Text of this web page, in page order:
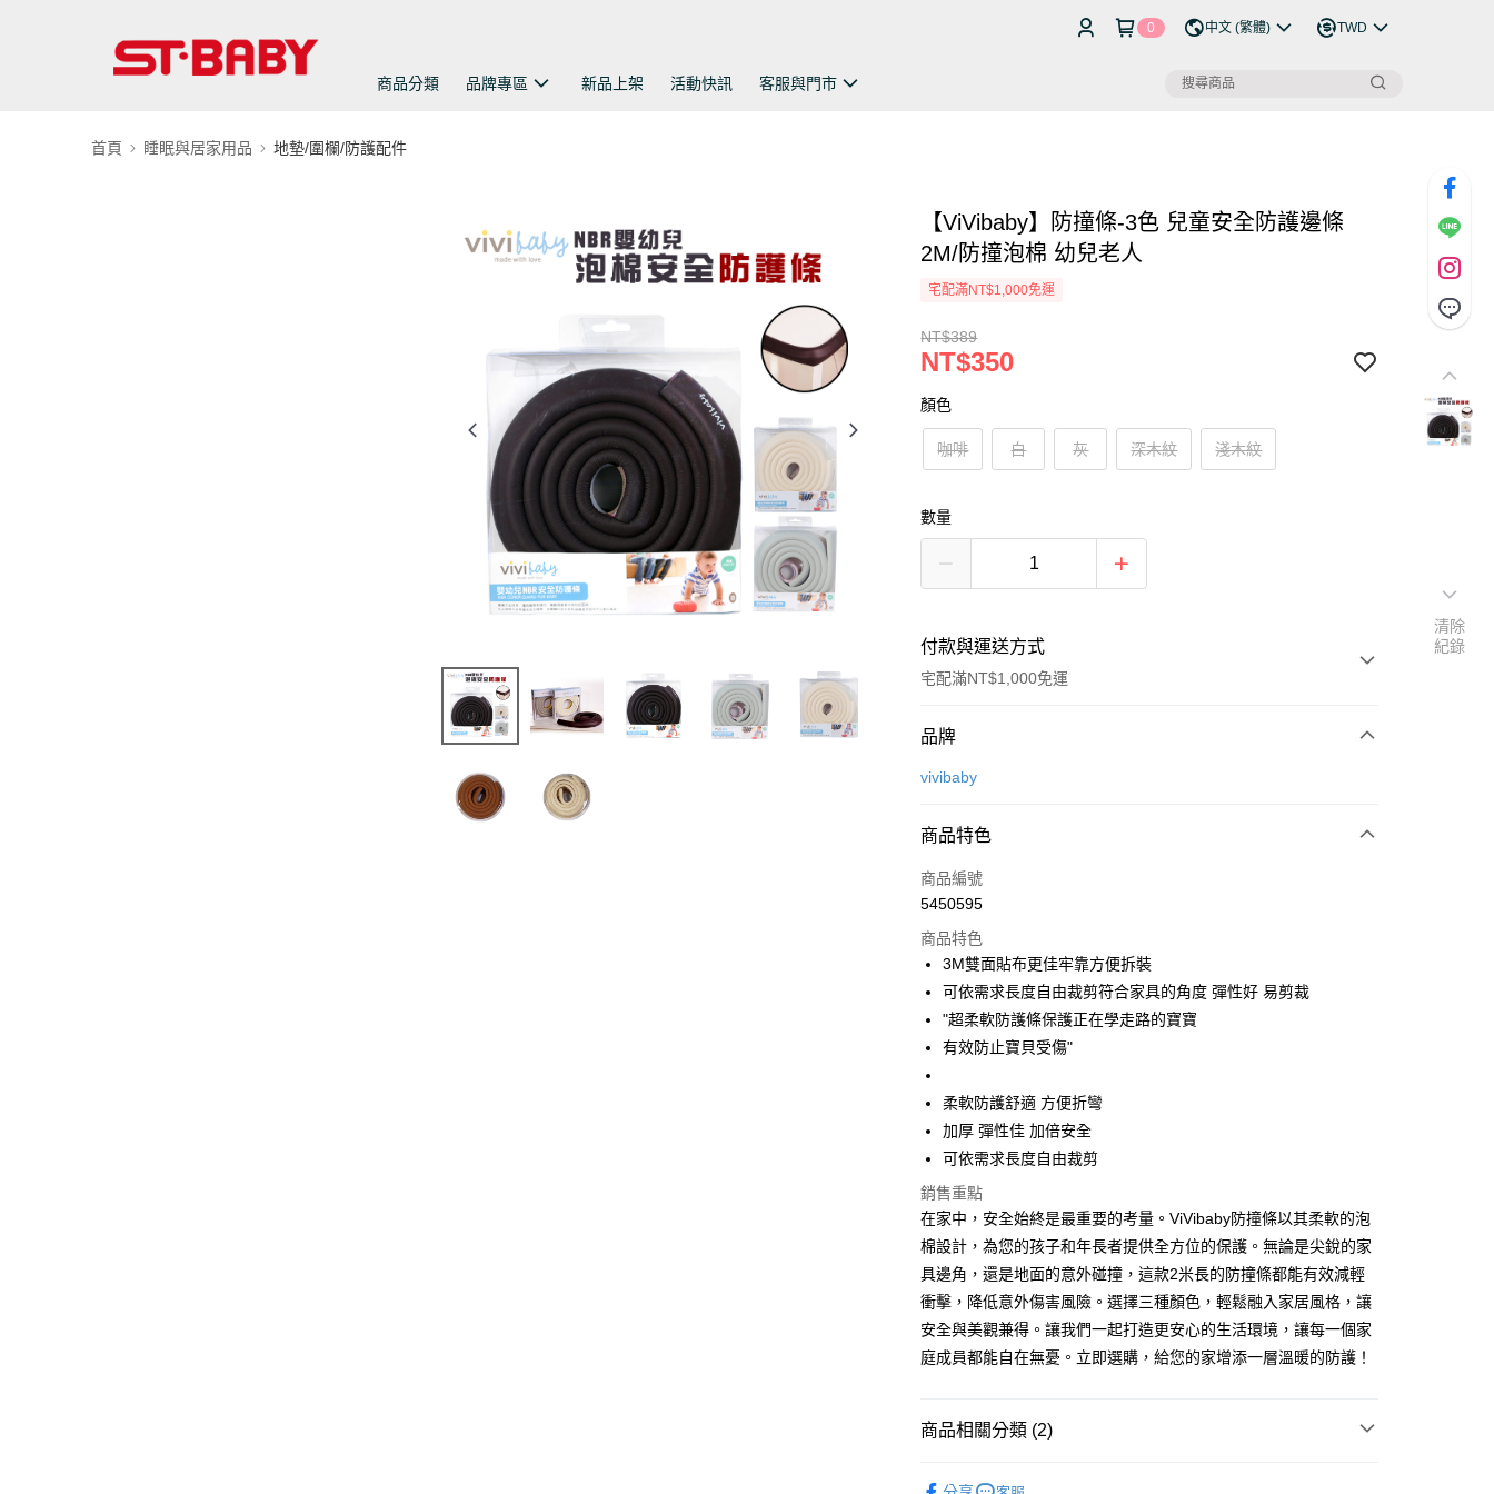
0 中文 (繁體) TWD
商品分類 品牌專區 新品上架 活動快訊 客服與門市
首頁 睡眠與居家用品 地墊/圍欄/防護配件
【ViVibaby】防撞條-3色 兒童安全防護邊條
2M/防撞泡棉 幼兒老人
宅配滿NT$1,000免運
NT$389
NT$350
顏色
咖啡 白 灰 深木紋 淺木紋
數量
付款與運送方式
宅配滿NT$1,000免運
付款方式
信用卡一次付款
悠遊付
ATM付款
運送方式
基本宅配
每筆NT$150，滿NT$1,000(含以上)免運費
品牌
vivibaby
商品特色
商品編號
5450595
商品特色
3M雙面貼布更佳牢靠方便拆裝
可依需求長度自由裁剪符合家具的角度 彈性好 易剪裁
"超柔軟防護條保護正在學走路的寶寶
有效防止寶貝受傷"
柔軟防護舒適 方便折彎
加厚 彈性佳 加倍安全
可依需求長度自由裁剪
銷售重點
在家中，安全始終是最重要的考量。ViVibaby防撞條以其柔軟的泡
棉設計，為您的孩子和年長者提供全方位的保護。無論是尖銳的家
具邊角，還是地面的意外碰撞，這款2米長的防撞條都能有效減輕
衝擊，降低意外傷害風險。選擇三種顏色，輕鬆融入家居風格，讓
安全與美觀兼得。讓我們一起打造更安心的生活環境，讓每一個家
庭成員都能自在無憂。立即選購，給您的家增添一層溫暖的防護！
商品相關分類 (2)
清除
紀錄